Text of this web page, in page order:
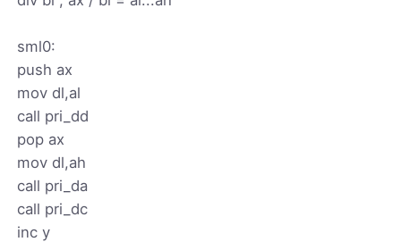
sml0:
push ax
mov dl,al
call pri_dd
pop ax
mov dl,ah
call pri_da
call pri_dc
inc y